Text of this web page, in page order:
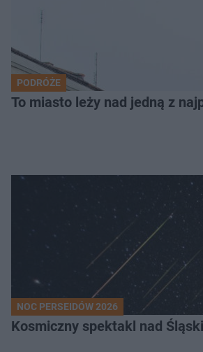
PODRÓŻE
To miasto leży nad jedną z
NOC PERSEIDÓW 2026
Kosmiczny spektakl nad